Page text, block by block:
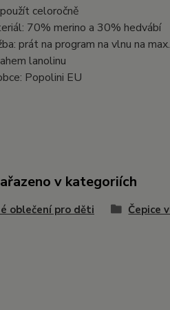
celoročně
70% merino a 30% hedvábí
prát na program na vlnu na
lanolinu
Popolini EU
v kategoriích
oblečení pro děti Čepice